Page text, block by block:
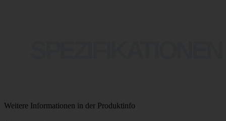
Weitere Informationen in der Produktinfo